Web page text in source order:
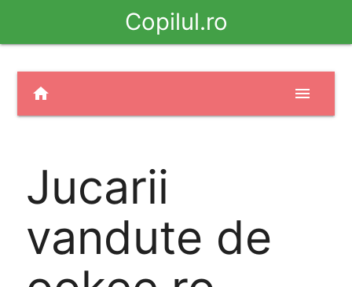
Copilul.ro
home menu
Jucarii
vandute de